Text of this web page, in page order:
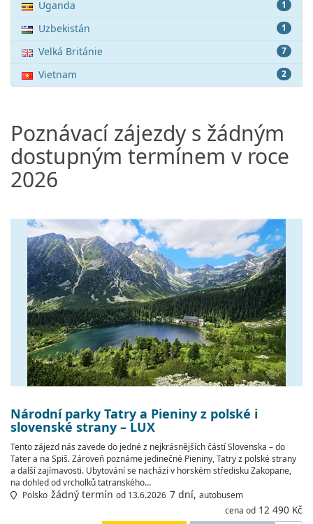
1
Uganda
1
Uzbekistán
7
Velká Británie
2
Vietnam
Poznávací zájezdy s žádným
dostupným termínem v roce
2026
Národní parky Tatry a Pieniny z polské i
slovenské strany – LUX
Tento zájezd nás zavede do jedné z nejkrásnějších částí Slovenska – do
Tater a na Spiš. Zároveň poznáme jedinečné Pieniny, Tatry z polské strany
a další zajímavosti. Ubytování se nachází v horském středisku Zakopane,
na dohled od vrcholků tatranského…
Polsko žádný termín od 13.6.2026 7 dní, autobusem
cena od 12 490 Kč